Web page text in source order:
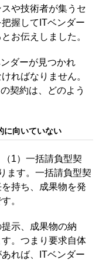
や技術者が集うセ
握してITベンダー
お伝えしました。
ダーが見つかれ
ればなりません。
契約は、どのよう
に向いていない
1）一括請負型契
ます。一括請負型契
持ち、成果物を発
。
示、成果物の納
。つまり要求自体
れば、ITベンダー